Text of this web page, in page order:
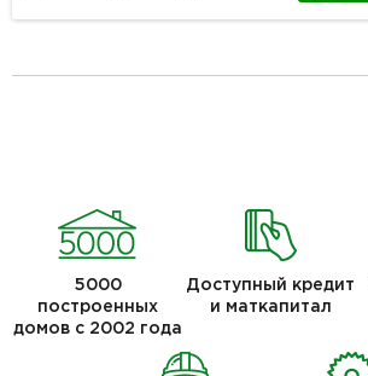
5000
построенных
домов с 2002 года
Доступный кредит
и маткапитал